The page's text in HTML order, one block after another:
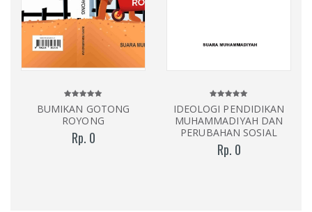
BUMIKAN GOTONG
ROYONG
Rp. 0
IDEOLOGI PENDIDIKAN
MUHAMMADIYAH DAN
PERUBAHAN SOSIAL
Rp. 0